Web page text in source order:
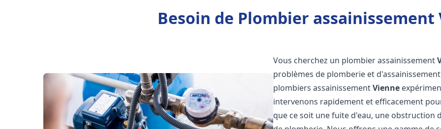
Besoin de Plombier assainissement
Vous cherchez un plombier assainissement
problèmes de plomberie et
plombiers assainissementVienne
intervenons rapidement et efficacement
que ce soit une fuite d'eau, une obstruction